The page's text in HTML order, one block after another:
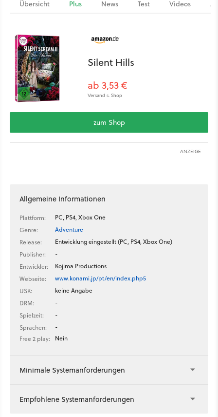
Übersicht Plus News Test Videos
Silent Hills
ab 3,53 €
Versand s. Shop
zum Shop
ANZEIGE
Allgemeine Informationen
Plattform:
PC, PS4, Xbox One
Genre:
Adventure
Release:
Entwicklung eingestellt (PC, PS4, Xbox One)
Publisher:
-
Entwickler:
Kojima Productions
Webseite:
www.konami.jp/pt/en/index.php5
USK:
keine Angabe
DRM:
-
Spielzeit:
-
Sprachen:
-
Free 2 play:
Nein
Minimale Systemanforderungen
Empfohlene Systemanforderungen